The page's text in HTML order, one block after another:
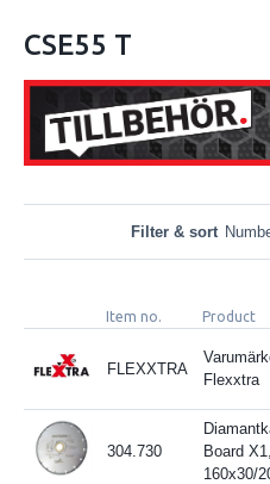
CSE55 T
Filter & sort
Item no. Product
FLEXXTRA
Flexxtra
304.730
Board X1,
160x30/